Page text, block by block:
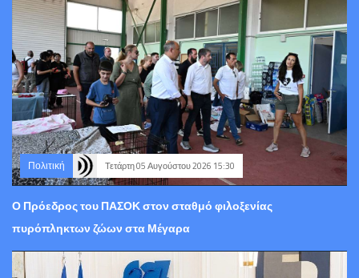
Πολιτική Τετάρτη 05 Αυγούστου 2026 15:30
Ο Πρόεδρος του ΠΑΣΟΚ στον σταθμό φιλοξενίας
πυρόπληκτων ζώων στα Μέγαρα